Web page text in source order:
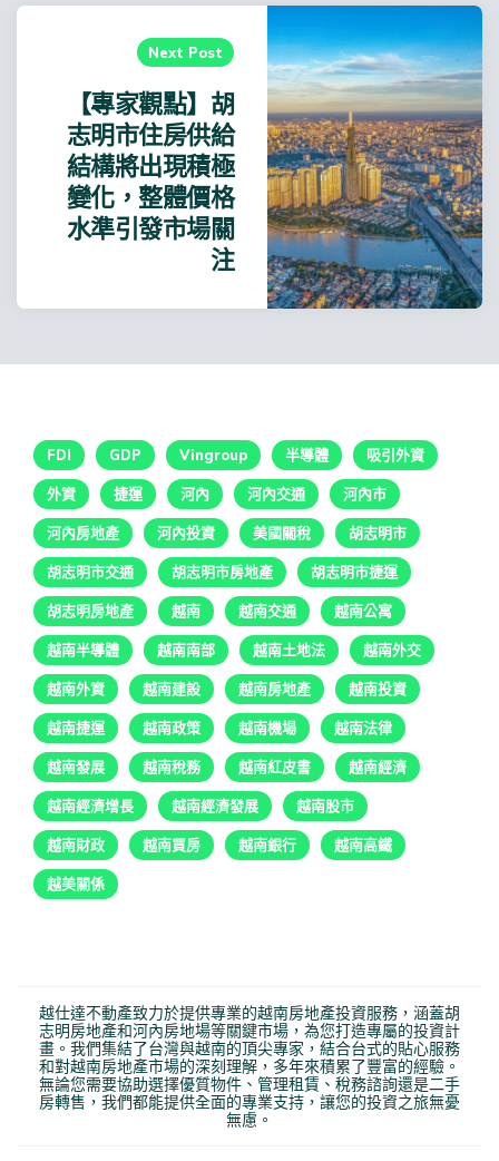
Next Post
【專家觀點】胡
志明市住房供給
結構將出現積極
變化，整體價格
水準引發市場關
注
FDI GDP Vingroup 半導體 吸引外資
外資 捷運 河內 河內交通 河內市
河內房地產 河內投資 美國關稅 胡志明市
胡志明市交通 胡志明市房地產 胡志明市捷運
胡志明房地產 越南 越南交通 越南公寓
越南半導體 越南南部 越南土地法 越南外交
越南外資 越南建設 越南房地產 越南投資
越南捷運 越南政策 越南機場 越南法律
越南發展 越南稅務 越南紅皮書 越南經濟
越南經濟增長 越南經濟發展 越南股市
越南財政 越南買房 越南銀行 越南高鐵
越美關係
越仕達不動產致力於提供專業的越南房地產投資服務，涵蓋胡
志明房地產和河內房地場等關鍵市場，為您打造專屬的投資計
畫。我們集結了台灣與越南的頂尖專家，結合台式的貼心服務
和對越南房地產市場的深刻理解，多年來積累了豐富的經驗。
無論您需要協助選擇優質物件、管理租賃、稅務諮詢還是二手
房轉售，我們都能提供全面的專業支持，讓您的投資之旅無憂
無慮。